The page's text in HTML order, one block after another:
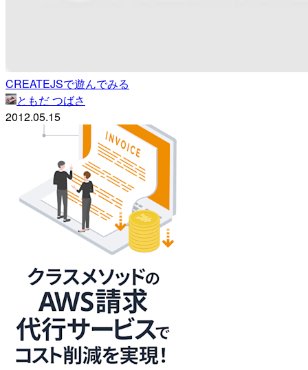
CREATEJSで遊んでみる
ともだ つばさ
2012.05.15